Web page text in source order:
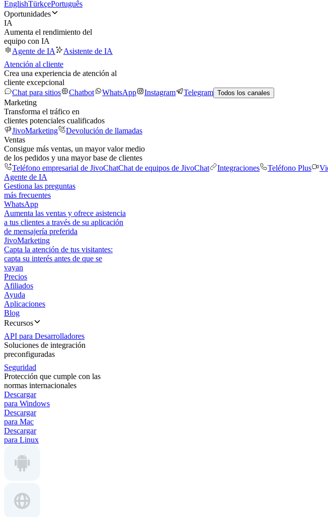
EnglishTürkçePortuguês
Oportunidades
IA
Aumenta el rendimiento del
equipo con IA
Agente de IA
Asistente de IA
Atención al cliente
Crea una experiencia de atención al
cliente excepcional
Chat para sitios
Chatbot WhatsApp Instagram Telegram Todos los canales
Marketing
Transforma el tráfico en
clientes potenciales cualificados
JivoMarketing
Devolución de llamadas
Ventas
Consigue más ventas, un mayor valor medio
de los pedidos y una mayor base de clientes
Teléfono empresarial de JivoChatChat de equipos de JivoChat Integraciones Teléfono Plus
Agente de IA
Gestiona las preguntas
más frecuentes
WhatsApp
Aumenta las ventas y ofrece asistencia
a tus clientes a través de su aplicación
de mensajería preferida
JivoMarketing
Capta la atención de tus visitantes:
capta su interés antes de que se
vayan
Precios
Afiliados
Ayuda
Aplicaciones
Blog
Recursos
API para Desarrolladores
Soluciones de integración
preconfiguradas
Seguridad
Protección que cumple con las
normas internacionales
Descargar
para Windows
Descargar
para Mac
Descargar
para Linux